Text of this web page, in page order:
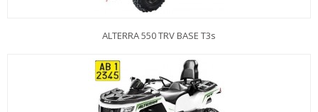
ALTERRA 550 TRV BASE T3s